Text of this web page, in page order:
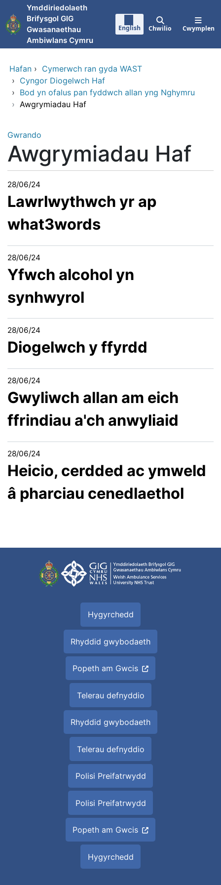
Neidio i'r prif gynnwy
Ymddiriedolaeth
Brifysgol GIG
Gwasanaethau
Ambiwlans Cymru
English Chwilio Cwymplen
Hafan › Cymerwch ran gyda WAST
› Cyngor Diogelwch Haf
› Bod yn ofalus pan fyddwch allan yng Nghymru
› Awgrymiadau Haf
Gwrando
Awgrymiadau Haf
28/06/24
Lawrlwythwch yr ap
what3words
28/06/24
Yfwch alcohol yn
synhwyrol
28/06/24
Diogelwch y ffyrdd
28/06/24
Gwyliwch allan am eich
ffrindiau a'ch anwyliaid
28/06/24
Heicio, cerdded ac ymweld
â pharciau cenedlaethol
Hygyrchedd
Rhyddid gwybodaeth
Popeth am Gwcis
Telerau defnyddio
Rhyddid gwybodaeth
Telerau defnyddio
Polisi Preifatrwydd
Polisi Preifatrwydd
Popeth am Gwcis
Hygyrchedd